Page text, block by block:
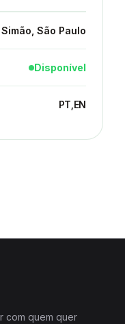
, São Paulo
Disponível
PT EN
com quem quer